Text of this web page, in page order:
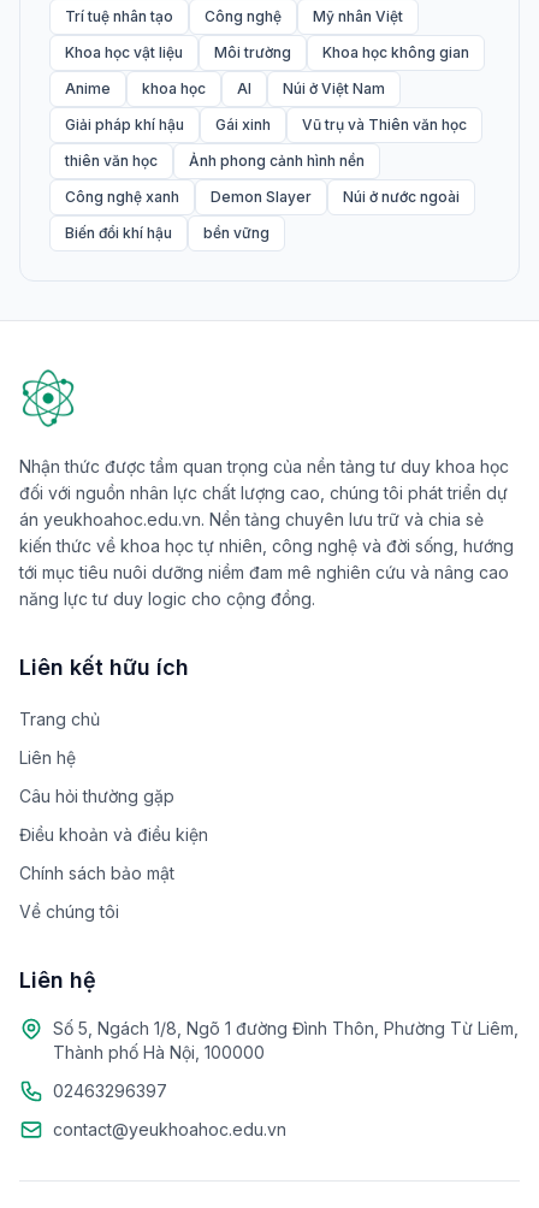
Trí tuệ nhân tạo Công nghệ
Mỹ nhân Việt
Khoa học vật liệu
Môi trường
Khoa học không gian
Anime
khoa học AI
Núi ở Việt Nam
Giải pháp khí hậu
Gái xinh
Vũ trụ và Thiên văn học
thiên văn học
Ảnh phong cảnh hình nền
Công nghệ xanh
Demon Slayer
Núi ở nước ngoài
Biến đổi khí hậu
bền vững
Nhận thức được tầm quan trọng của nền tảng tư duy khoa học
đối với nguồn nhân lực chất lượng cao, chúng tôi phát triển dự
án yeukhoahoc.edu.vn. Nền tảng chuyên lưu trữ và chia sẻ
kiến thức về khoa học tự nhiên, công nghệ và đời sống, hướng
tới mục tiêu nuôi dưỡng niềm đam mê nghiên cứu và nâng cao
năng lực tư duy logic cho cộng đồng.
Liên kết hữu ích
Trang chủ
Liên hệ
Câu hỏi thường gặp
Điều khoản và điều kiện
Chính sách bảo mật
Về chúng tôi
Liên hệ
Số 5, Ngách 1/8, Ngõ 1 đường Đình Thôn, Phường Từ Liêm,
Thành phố Hà Nội, 100000
02463296397
contact@yeukhoahoc.edu.vn